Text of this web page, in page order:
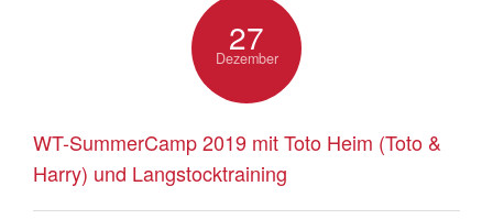
27
Dezember
WT-SummerCamp 2019 mit Toto Heim (Toto &
Harry) und Langstocktraining